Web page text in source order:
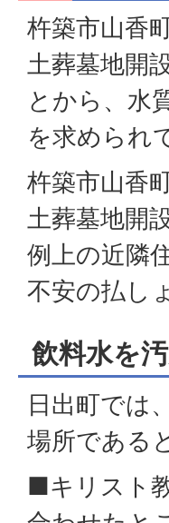
杵築市山香
土葬墓地開
とから、水
を求められ
杵築市山香
土葬墓地開
例上の近隣
不安の払し
飲料水を
日出町では
場所である
■キリスト